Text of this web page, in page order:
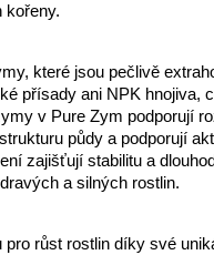
kořeny.
které jsou pečlivě
přísady ani NPK hnojiva,
v Pure Zym podporují
půdy a podporují
zajišťují stabilitu a
a silných rostlin.
růst rostlin díky své